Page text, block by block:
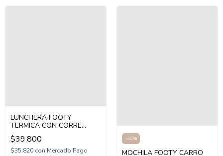
LUNCHERA FOOTY
TERMICA CON CORRE
FUTBOL (FX26455)
$39.800
$35.820 con Mercado Pago
-30%
MOCHILA FOOTY CARRO